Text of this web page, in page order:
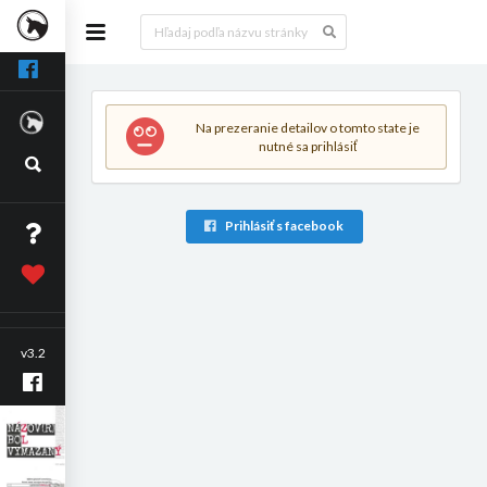
v3.2
Na prezeranie detailov o tomto state je
nutné sa prihlásiť
Prihlásiť s facebook